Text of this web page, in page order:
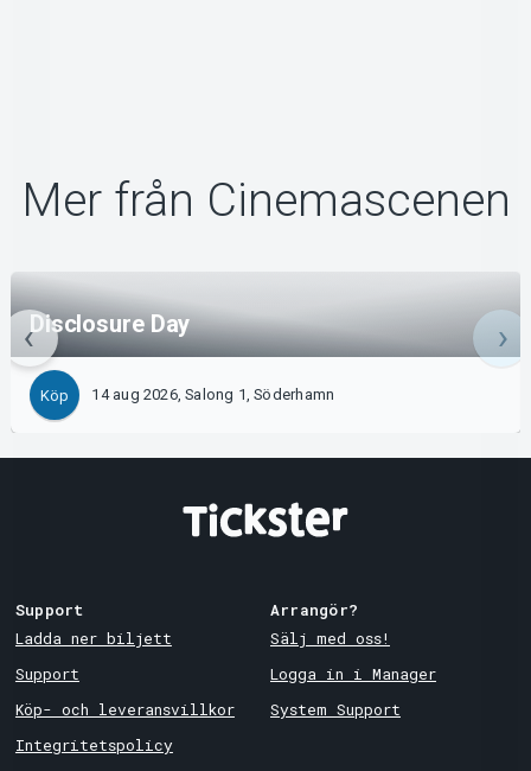
Mer från Cinemascenen
Disclosure Day
Köp 14 aug 2026, Salong 1, Söderhamn
Support
Ladda ner biljett
Support
Köp- och leveransvillkor
Integritetspolicy
Arrangör?
Sälj med oss!
Logga in i Manager
System Support